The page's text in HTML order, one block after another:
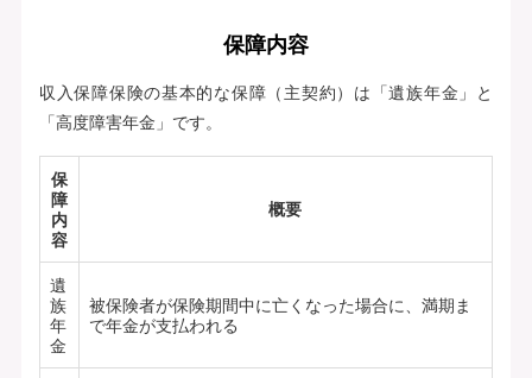
保障内容
収入保障保険の基本的な保障（主契約）は「遺族年金」と
「高度障害年金」です。
保
障
内
容
概要
遺
族
年
金
被保険者が保険期間中に亡くなった場合に、満期ま
で年金が支払われる